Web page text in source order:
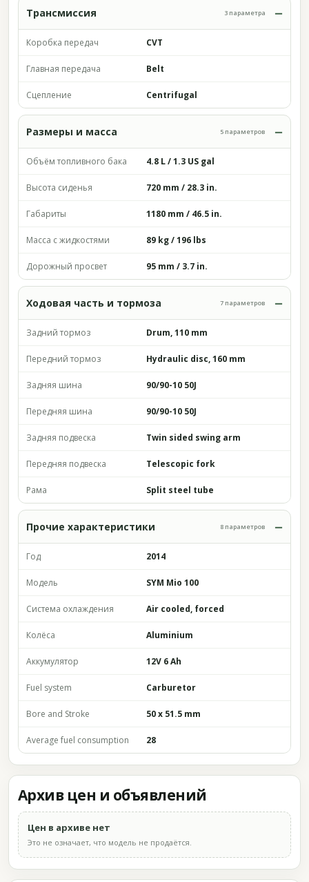
Трансмиссия 3 параметра
Коробка передач CVT
Главная передача Belt
Сцепление Centrifugal
Размеры и масса 5 параметров
Объём топливного бака 4.8 L / 1.3 US gal
Высота сиденья 720 mm / 28.3 in.
Габариты 1180 mm / 46.5 in.
Масса с жидкостями 89 kg / 196 lbs
Дорожный просвет 95 mm / 3.7 in.
Ходовая часть и тормоза 7 параметров
Задний тормоз Drum, 110 mm
Передний тормоз Hydraulic disc, 160 mm
Задняя шина 90/90-10 50J
Передняя шина 90/90-10 50J
Задняя подвеска Twin sided swing arm
Передняя подвеска Telescopic fork
Рама Split steel tube
Прочие характеристики 8 параметров
Год 2014
Модель SYM Mio 100
Система охлаждения Air cooled, forced
Колёса Aluminium
Аккумулятор 12V 6 Ah
Fuel system Carburetor
Bore and Stroke 50 x 51.5 mm
Average fuel consumption 28
Архив цен и объявлений
Цен в архиве нет
Это не означает, что модель не продаётся.